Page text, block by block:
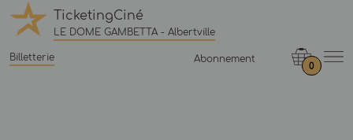
TicketingCiné
LE DOME GAMBETTA - Albertville
Billetterie Abonnement
0